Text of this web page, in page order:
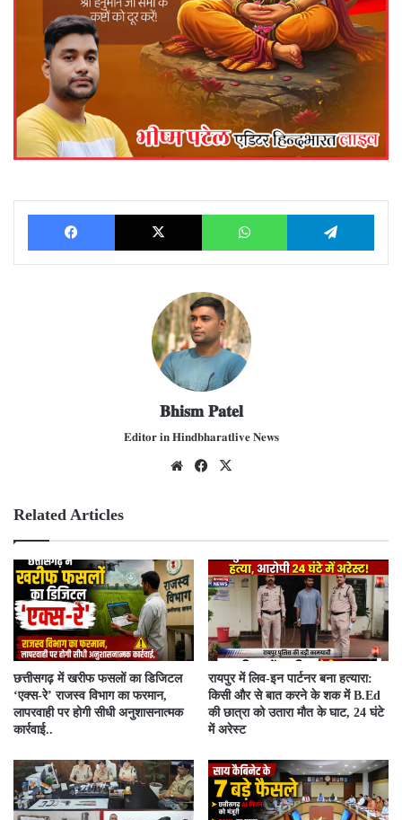
Facebook X WhatsApp
𝐁𝐡𝐢𝐬𝐦 𝐏𝐚𝐭𝐞𝐥
𝐄𝐝𝐢𝐭𝐨𝐫 𝐢𝐧 𝐇𝐢𝐧𝐝𝐛𝐡𝐚𝐫𝐚𝐭𝐥𝐢𝐯𝐞 𝐍𝐞𝐰𝐬
We
Fac
Related Articles
​छत्तीसगढ़ में खरीफ फसलों का डिजिटल
‘एक्स-रे’ राजस्व विभाग का फरमान,
लापरवाही पर होगी सीधी अनुशासनात्मक
कार्रवाई..
रायपुर में लिव-इन पार्टनर बना हत्यारा:
किसी और से बात करने के शक में B.Ed
की छात्रा को उतारा मौत के घाट, 24 घंटे
में अरेस्ट